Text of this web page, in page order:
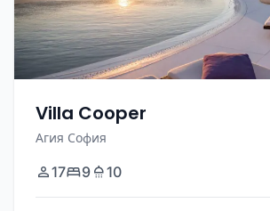
Villa Cooper
Агия София
17 9 10